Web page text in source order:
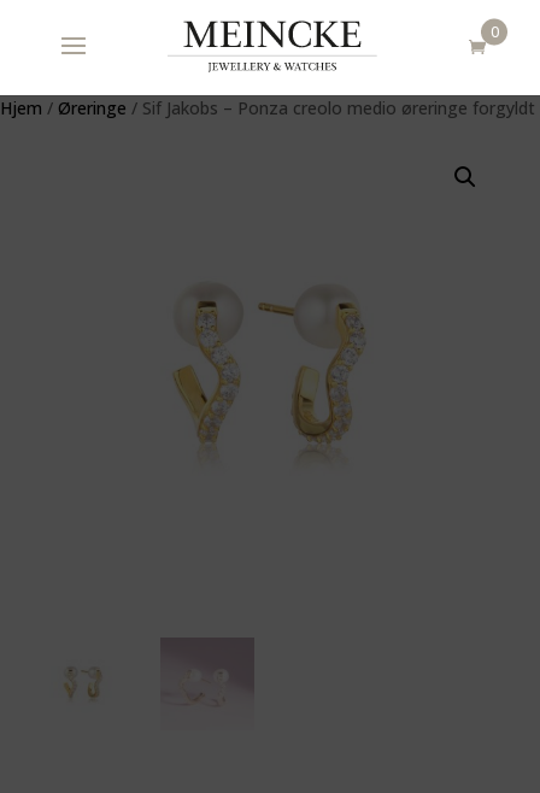
0
Hjem / Øreringe / Sif Jakobs – Ponza creolo medio øreringe forgyldt